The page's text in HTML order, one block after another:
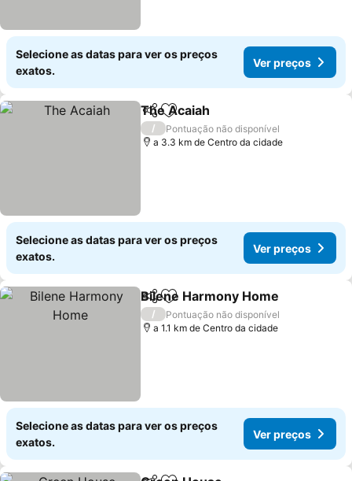
Selecione as datas para ver os preços
exatos.
Ver preços
PartilharAdicionar aos favoritos
The Acaiah
/
Pontuação não disponível
a 3.3 km de Centro da cidade
Selecione as datas para ver os preços
exatos.
Ver preços
PartilharAdicionar aos favoritos
Bilene Harmony Home
/
Pontuação não disponível
a 1.1 km de Centro da cidade
Selecione as datas para ver os preços
exatos.
Ver preços